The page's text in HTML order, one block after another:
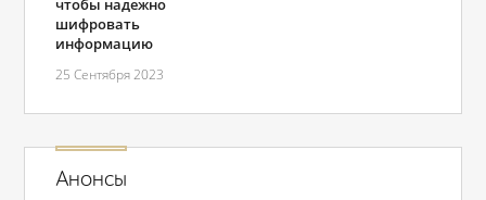
чтобы надежно
шифровать
информацию
25 Сентября 2023
Анонсы